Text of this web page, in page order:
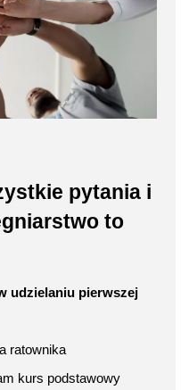
pytania i
to
udzielaniu pierwszej
ratownika
kurs podstawowy